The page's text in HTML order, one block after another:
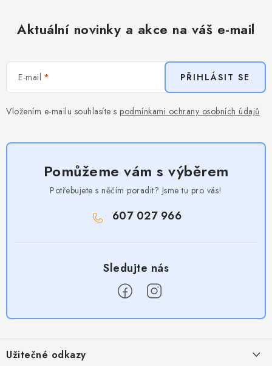
Aktuální novinky a akce na váš e-mail
E-mail
Vložením e-mailu souhlasíte s podmínkami ochrany osobních údajů
PŘIHLÁSIT SE
Pomůžeme vám s výběrem
Potřebujete s něčím poradit? Jsme tu pro vás!
607 027 966
pUžitečné odkazy